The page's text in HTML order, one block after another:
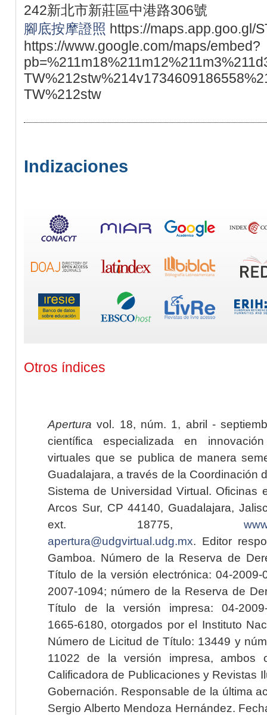
242新北市新莊區中港路306號
腳底按摩證照 https://maps.app.goo.gl/
https://www.google.com/maps/embed?
TW%212stw
Indizaciones
Otros índices
Apertura vol. 18, núm. 1, abril -
científica especializada en
virtuales que se publica de manera
Guadalajara, a través de la Coordinación
Sistema de Universidad Virtual. Oficinas
Arcos Sur, CP 44140, Guadalajara,
ext. 18775,
apertura@udgvirtual.udg.mx. Editor
Gamboa. Número de la Reserva de
Título de la versión electrónica: 04-2009-
2007-1094; número de la Reserva de
Título de la versión impresa: 04-2009-
1665-6180, otorgados por el Instituto
Número de Licitud de Título: 13449 y
11022 de la versión impresa, ambos
Calificadora de Publicaciones y Revistas
Gobernación. Responsable de la última
Sergio Alberto Mendoza Hernández.